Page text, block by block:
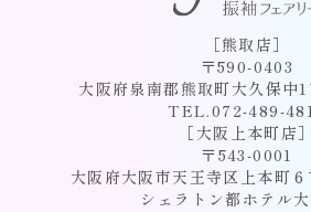
［熊取店］
〒590-0403
大阪府泉南郡熊取町大久保中
TEL.072-489-
［大阪上本町店］
〒543-0001
大阪府大阪市天王寺区上本町
シェラトン都ホテル